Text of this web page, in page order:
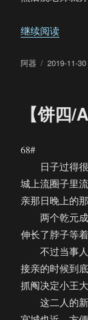
继续阅读“这其
作
阿器
发
2019-11-30
【饼四/
68#
日子过得很
城上流圈子里
亲那日晚上的那
两个乾元成
伸长了脖子等
不过当事人
接亲的时候到
抓阄决定小王
这二人的新